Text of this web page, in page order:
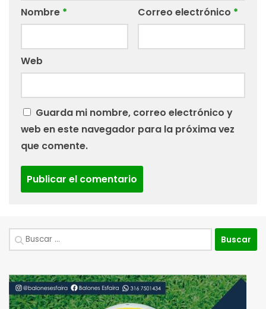
Nombre * Correo electrónico *
Web
Guarda mi nombre, correo electrónico y
web en este navegador para la próxima vez
que comente.
Buscar: